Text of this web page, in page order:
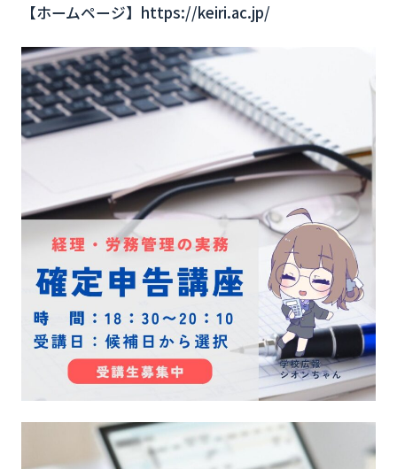
【ホームページ】https://keiri.ac.jp/